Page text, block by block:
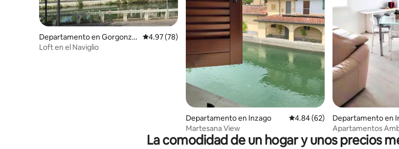
Departamento en Gorgonzol
a
Calificación promedio: 4.97 de 5; 78 evaluaciones
4.97 (78)
Loft en el Naviglio
Departamento en Inzago Calificación promedio: 4.84 de
4.84 (62)
Martesana View
Departamento en
Apartamentos
La comodidad de un hogar y unos precios